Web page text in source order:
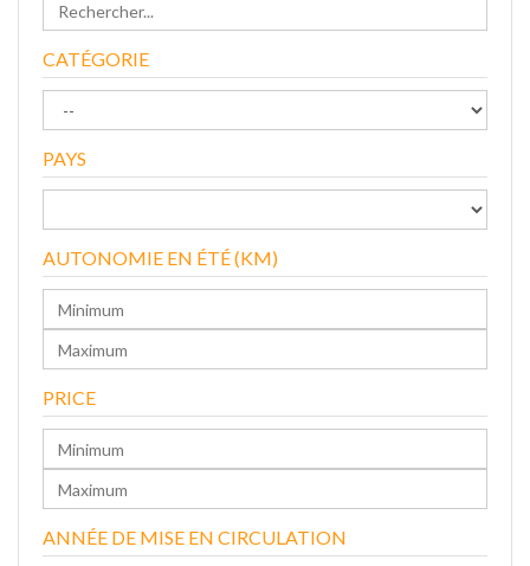
CATÉGORIE
PAYS
AUTONOMIE EN ÉTÉ (KM)
PRICE
ANNÉE DE MISE EN CIRCULATION